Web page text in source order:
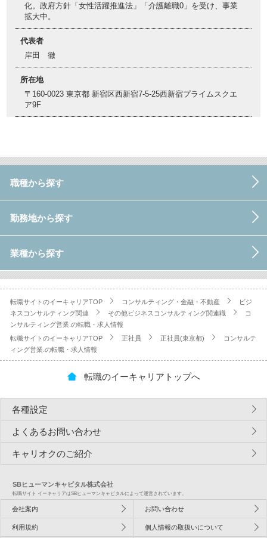
化。政府方針「女性活躍推進法」「介護離職0」を受け、事業
拡大中。
代表者
岸田 徹
所在地
〒160-0023 東京都 新宿区西新宿7-5-25西新宿プライムスクエ
ア9F
職種から探す
勤務地から探す
業種から探す
転職サイトのイーキャリアTOP コンサルティング・金融・不動産
ビジ
ネスコンサルティング関連
その他ビジネスコンサルティング関連職
コ
ンサルティング営業.の転職・求人情報
転職サイトのイーキャリアTOP
正社員 正社員(東京都)
コンサルテ
ィング営業.の転職・求人情報
転職のイーキャリアトップへ
各種設定
よくあるお問い合わせ
キャリオクのご紹介
SBヒューマンキャピタル株式会社
転職サイト イーキャリアはSBヒューマンキャピタルによって運営されています。
会社案内 お問い合わせ
利用規約 個人情報の取扱いについて